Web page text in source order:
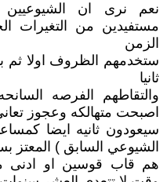
نعم نرى ان
مستفيدين من التغيرات
الزمن
ستخدمهم الظروف اولا
ثانيا
والتقاطهم الفرصه السانحه
اصبحت متهالكه وعجوز
سيعودون ثانيه ايضا
الشيوعي السابق ) المعتز
هم قاب قوسين او ادنى